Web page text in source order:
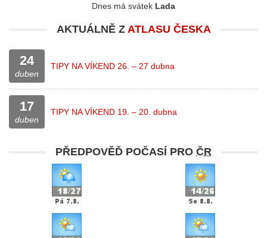
Dnes má svátek Lada
AKTUÁLNĚ Z ATLASU ČESKA
24
duben
TIPY NA VÍKEND 26. – 27 dubna
17
duben
TIPY NA VÍKEND 19. – 20. dubna
PŘEDPOVĚĎ POČASÍ PRO ČR